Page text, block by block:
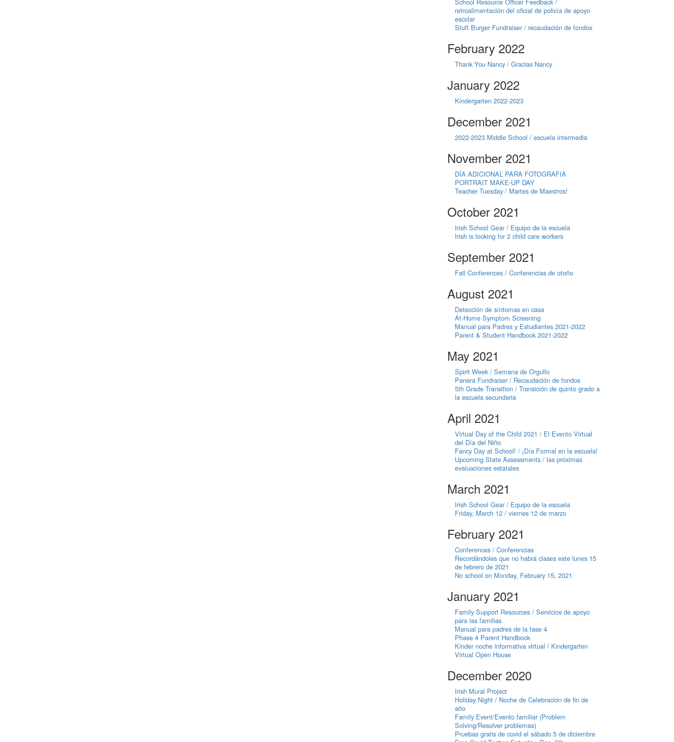
retroalimentación del oficial de policía de apoyo
escolar
Stuft Burger Fundraiser / recaudación de fondos
February 2022
Thank You Nancy / Gracias Nancy
January 2022
Kindergarten 2022-2023
December 2021
2022-2023 Middle School / escuela intermedia
November 2021
DÍA ADICIONAL PARA FOTOGRAFIA
PORTRAIT MAKE-UP DAY
Teacher Tuesday / Martes de Maestros!
October 2021
Irish School Gear / Equipo de la escuela
Irish is looking for 2 child care workers
September 2021
Fall Conferences / Conferencias de otoño
August 2021
Detección de síntomas en casa
At-Home Symptom Screening
Manual para Padres y Estudiantes 2021-2022
Parent & Student Handbook 2021-2022
May 2021
Spirit Week / Semana de Orgullo
Panera Fundraiser / Recaudación de fondos
5th Grade Transition / Transición de quinto grado a
la escuela secundaria
April 2021
Virtual Day of the Child 2021 / El Evento Virtual
del Día del Niño
Fancy Day at School! / ¡Día Formal en la escuela!
Upcoming State Assessments / las próximas
evaluaciones estatales
March 2021
Irish School Gear / Equipo de la escuela
Friday, March 12 / viernes 12 de marzo
February 2021
Conferences / Conferencias
Recordándoles que no habrá clases este lunes 15
de febrero de 2021
No school on Monday, February 15, 2021
January 2021
Family Support Resources / Servicios de apoyo
para las familias
Manual para padres de la fase 4
Phase 4 Parent Handbook
Kinder noche informativa virtual / Kindergarten
Virtual Open House
December 2020
Irish Mural Project
Holiday Night / Noche de Celebración de fin de
año
Family Event/Evento familiar (Problem
Solving/Resolver problemas)
Pruebas gratis de covid el sábado 5 de diciembre